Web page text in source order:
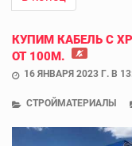
КУПИМ КАБЕЛЬ С
ОТ 100М.
16 ЯНВАРЯ 2023 Г. В
СТРОЙМАТЕРИАЛЫ